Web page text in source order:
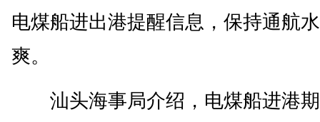
电煤船进出港提醒信息，保持通航
爽。
汕头海事局介绍，电煤船进港